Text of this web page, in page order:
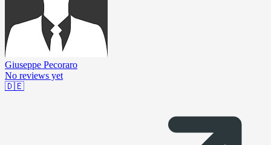
Giuseppe Pecoraro
No reviews yet
🇩🇪